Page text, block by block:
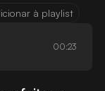
à playlist
00:23